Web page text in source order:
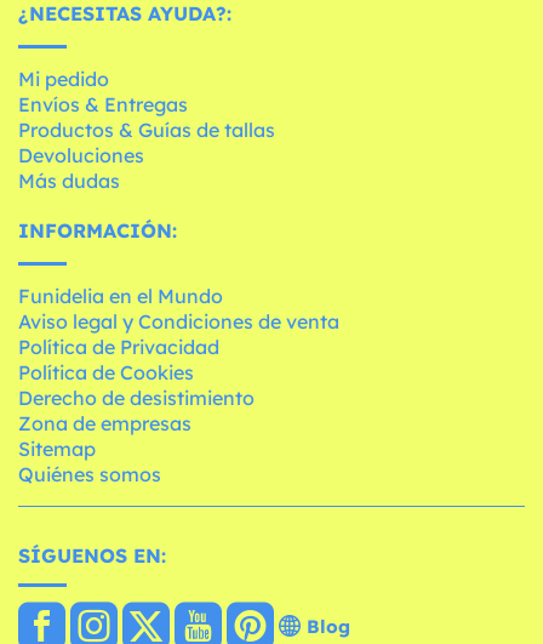
¿NECESITAS AYUDA?:
Mi pedido
Envíos & Entregas
Productos & Guías de tallas
Devoluciones
Más dudas
INFORMACIÓN:
Funidelia en el Mundo
Aviso legal y Condiciones de venta
Política de Privacidad
Política de Cookies
Derecho de desistimiento
Zona de empresas
Sitemap
Quiénes somos
SÍGUENOS EN:
Blog